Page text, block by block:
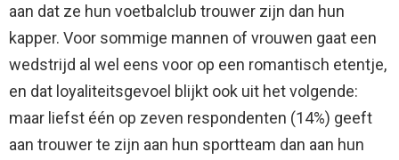
aan dat ze hun voetbalclub trouwer zijn dan hun
kapper. Voor sommige mannen of vrouwen gaat een
wedstrijd al wel eens voor op een romantisch etentje,
en dat loyaliteitsgevoel blijkt ook uit het volgende:
maar liefst één op zeven respondenten (14%) geeft
aan trouwer te zijn aan hun sportteam dan aan hun